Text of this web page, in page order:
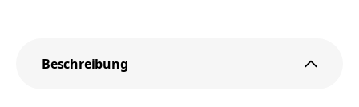
Beschreibung